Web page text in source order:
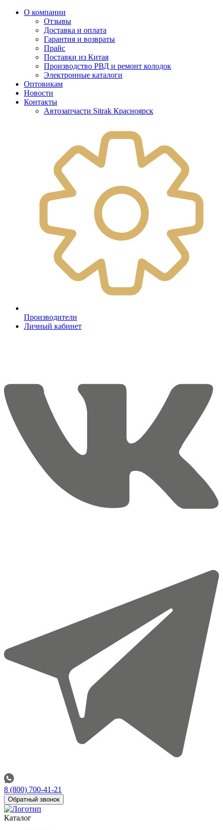
О компании
Отзывы
Доставка и оплата
Гарантия и возвраты
Прайс
Поставки из Китая
Производство РВД и ремонт колодок
Электронные каталоги
Оптовикам
Новости
Контакты
Автозапчасти Sitrak Красноярск
Производители
Личный кабинет
8 (800) 700-41-21
Обратный звонок
Каталог